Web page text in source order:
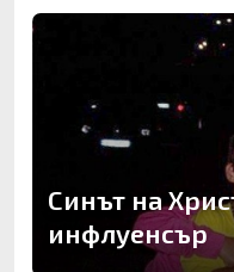
Синът на
инфлуенсър